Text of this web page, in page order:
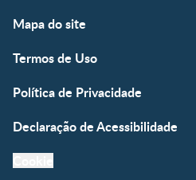
Mapa do site
Termos de Uso
Política de Privacidade
Declaração de Acessibilidade